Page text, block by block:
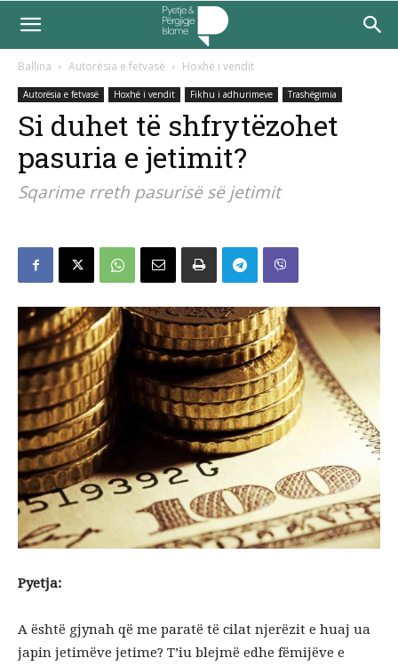
Ballina Autorësia e fetvasë Hoxhë i vendit
Autorësia e fetvasë Hoxhë i vendit Fikhu i adhurimeve Trashëgimia
Si duhet të shfrytëzohet
pasuria e jetimit?
Sqarime rreth pasurisë së jetimit
Pyetja:
A është gjynah që me paratë të cilat njerëzit e huaj ua
japin jetimëve jetime? T’iu blejmë edhe fëmijëve e